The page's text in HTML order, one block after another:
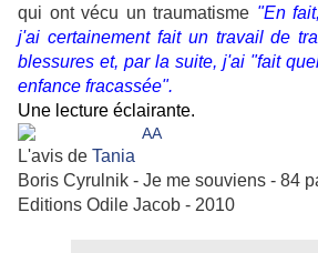
qui ont vécu un traumatisme "En
j'ai certainement fait un travail de
blessures et, par la suite, j'ai "fait
enfance fracassée".
Une lecture éclairante.
L'avis de Tania
Boris Cyrulnik - Je me souviens - 84
Editions Odile Jacob - 2010